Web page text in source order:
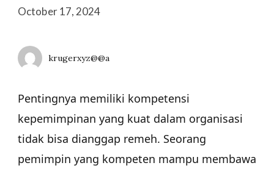
October 17, 2024
krugerxyz@@a
Pentingnya memiliki kompetensi
kepemimpinan yang kuat dalam organisasi
tidak bisa dianggap remeh. Seorang
pemimpin yang kompeten mampu membawa